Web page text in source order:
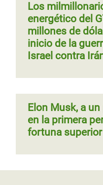
Los
energético del
millones de
inicio de la
Israel contra
Elon Musk, a
en la primera
fortuna